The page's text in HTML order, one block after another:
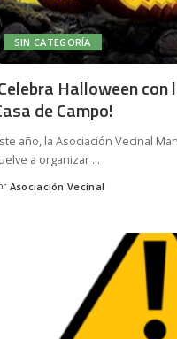
SIN CATEGORÍA
Halloween
de Campo!
año, la Asociación Vecinal
a organizar ...
Asociación Vecinal